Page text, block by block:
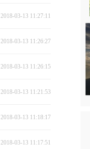
2018-03-13 11:27:11
2018-03-13 11:26:27
2018-03-13 11:26:15
2018-03-13 11:21:53
2018-03-13 11:18:17
2018-03-13 11:17:51